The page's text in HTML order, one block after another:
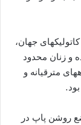
جهان،
و زنان محدود
مترقیانه و
روشن پاپ در